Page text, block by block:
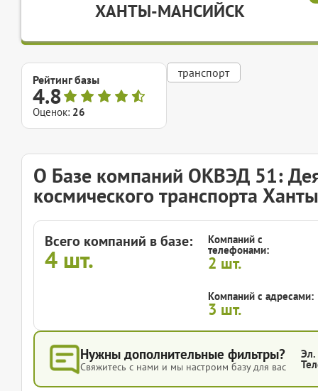
ХАНТЫ-МАНСИЙСК
Рейтинг базы
4.8
Оценок: 26
транспорт
О Базе компаний ОКВЭД 51:
космического транспорта
Всего компаний в базе:
4 шт.
Компаний с
телефонами:
2 шт.
Компаний с адресами:
3 шт.
Нужны дополнительные фильтры?
Свяжитесь с нами и мы настроим базу для вас
Эл.